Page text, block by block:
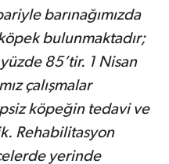
barınağımızda
bulunmaktadır;
85’tir. 1 Nisan
çalışmalar
köpeğin tedavi ve
Rehabilitasyon
yerinde